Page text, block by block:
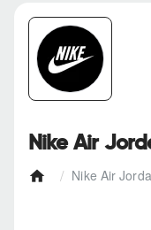
Nike Air
Nike Air